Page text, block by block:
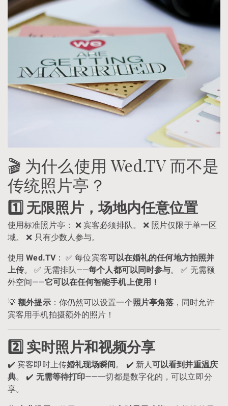
🎬 为什么使用 Wed.TV 而不是
传统照片亭？
1️⃣ 无限照片，场地内任意位置
使用标准照片亭： ❌ 宾客必须排队。 ❌ 照片仅限于单一区
域。 ❌ 只有少数人参与。
使用Wed.TV： ✅ 每位宾客可以在婚礼的任何地方拍照并
上传。 ✅ 无需排队——每个人都可以同时参与。 ✅ 无需额
外空间——它可以在任何智能手机上使用！
💡额外提示：你仍然可以设置一个照片亭角落 ，同时允许
宾客用手机拍摄额外的照片！
2️⃣ 实时照片和视频分享
✔️ 宾客即时上传婚礼现场瞬间。 ✔️ 新人可以看到并重温庆
典。 ✔️ 无需等待打印——一切都是数字化的，可以立即分
享。